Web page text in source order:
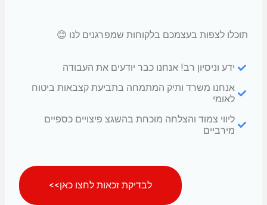
תוכלו לצפות בעצמכם בלקוחות שמפרגנים לנו 😊
ידע וניסיון רב! אנחנו כבר יודעים את העבודה
אנחנו משרד ותיק המתמחה בתביעת קצבאות ביטוח
לאומי
ליווי צמוד והצלחה מוכחת בהשגצ פיצויים כספיים
מירביים
לבדיקת זכאות לחצו כאן>>